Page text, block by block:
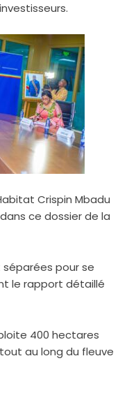
Crispin Mbadu
ce dossier de la
pour se
le rapport détaillé
400 hectares
au long du fleuve